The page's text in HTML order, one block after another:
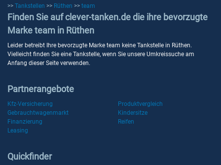
>> Tankstellen >> Rüthen >> team
Finden Sie auf clever-tanken.de die ihre bevorzugte
Marke team in Rüthen
Leider betreibt Ihre bevorzugte Marke team keine Tankstelle in Rüthen.
Vielleicht finden Sie eine Tankstelle, wenn Sie unsere Umkreissuche am
Anfang dieser Seite verwenden.
Partnerangebote
Kfz-Versicherung
Produktvergleich
Gebrauchtwagenmarkt
Kindersitze
Finanzierung
Reifen
Leasing
Quickfinder